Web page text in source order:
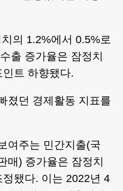
의 1.2%에서 0.5%로
출 증가율은 잠정치
트 하향됐다.
졌던 경제활동 지표를
여주는 민간지출(국
매) 증가율은 잠정치
됐다. 이는 2022년 4